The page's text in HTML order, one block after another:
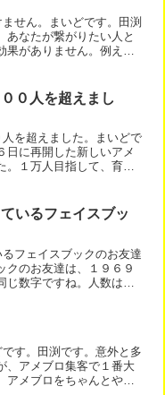
せん。まいどです。田渕
あなたが繋がりたい人と
果がありません。例え
０人を超えまし
を超えました。まいどで
日に再開した新しいアメ
。１万人目指して、育て
いるフェイスブッ
フェイスブックのお友達
クのお友達は、１９６９
数字ですね。人数は増
す。田渕です。意外と多
、アメブロ集客で１番大
メブロをちゃんとやれ